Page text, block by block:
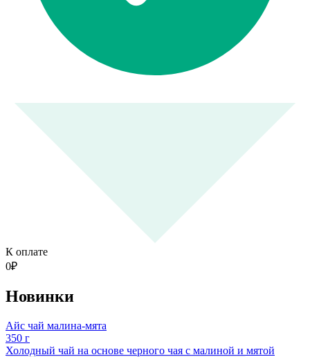
К оплате
0₽
Новинки
Айс чай малина-мята
350 г
Холодный чай на основе черного чая с малиной и мятой